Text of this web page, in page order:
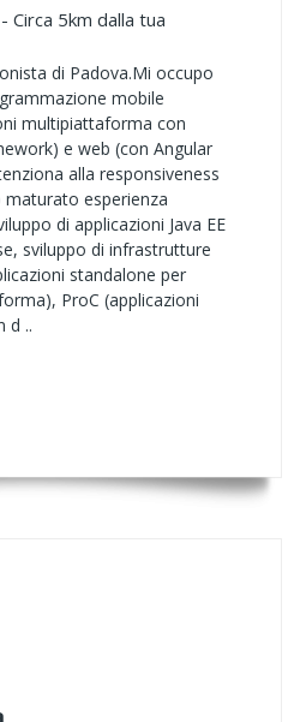
Circa 5km dalla tua
di Padova.Mi occupo
mobile
multipiattaforma con
e web (con Angular
alla responsiveness
esperienza
di applicazioni Java EE
sviluppo di infrastrutture
standalone per
ProC (applicazioni
d ..